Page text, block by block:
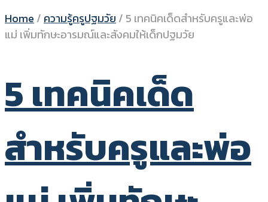
Home / ความรู้ครูปฐมวัย / 5 เทคนิคเด็ดสำหรับครูและพ่อ
แม่ เพิ่มทักษะอารมณ์และสังคมให้เด็กปฐมวัย
5 เทคนิคเด็ด
สำหรับครูและพ่อ